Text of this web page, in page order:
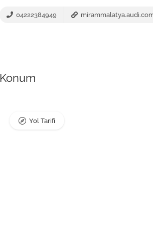
04222384949
Konum
Yol Tarifi